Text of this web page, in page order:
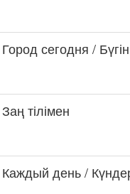
Город сегодня /
Заң тілімен
Каждый день /